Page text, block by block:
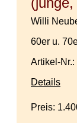
Willi
60er u.
Artikel-Nr.:
Details
Preis: